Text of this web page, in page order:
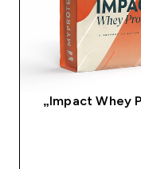
„Impact Whey